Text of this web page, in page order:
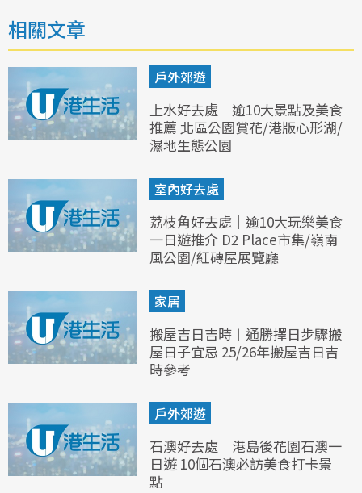
相關文章
戶外郊遊
上水好去處｜逾10大景點及美食
推薦 北區公園賞花/港版心形湖/
濕地生態公園
室內好去處
荔枝角好去處｜逾10大玩樂美食
一日遊推介 D2 Place市集/嶺南
風公園/紅磚屋展覽廳
家居
搬屋吉日吉時︱通勝擇日步驟搬
屋日子宜忌 25/26年搬屋吉日吉
時參考
戶外郊遊
石澳好去處｜港島後花園石澳一
日遊 10個石澳必訪美食打卡景
點